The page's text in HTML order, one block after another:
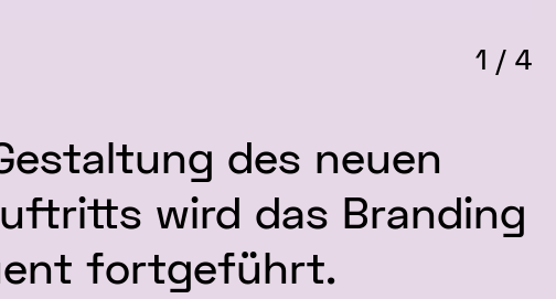
1 / 4
des neuen
wird das Branding
fortgeführt.